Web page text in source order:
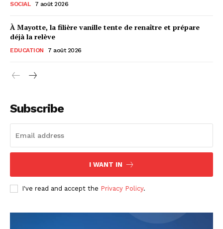
SOCIAL 7 août 2026
À Mayotte, la filière vanille tente de renaître et prépare
déjà la relève
EDUCATION 7 août 2026
Subscribe
I WANT IN
I've read and accept the Privacy Policy.